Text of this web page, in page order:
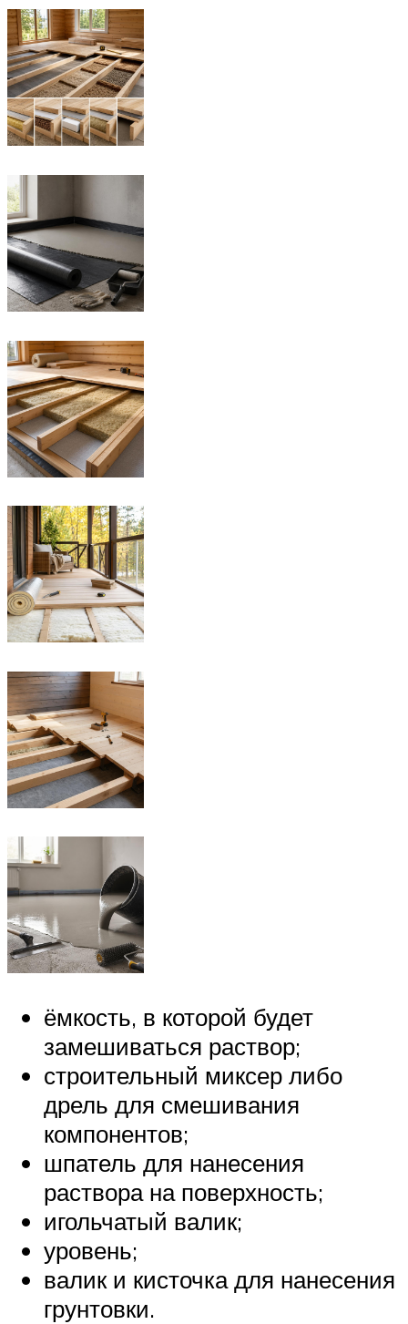
ёмкость, в которой будет
замешиваться раствор;
строительный миксер либо
дрель для смешивания
компонентов;
шпатель для нанесения
раствора на поверхность;
игольчатый валик;
уровень;
валик и кисточка для нанесения
грунтовки.